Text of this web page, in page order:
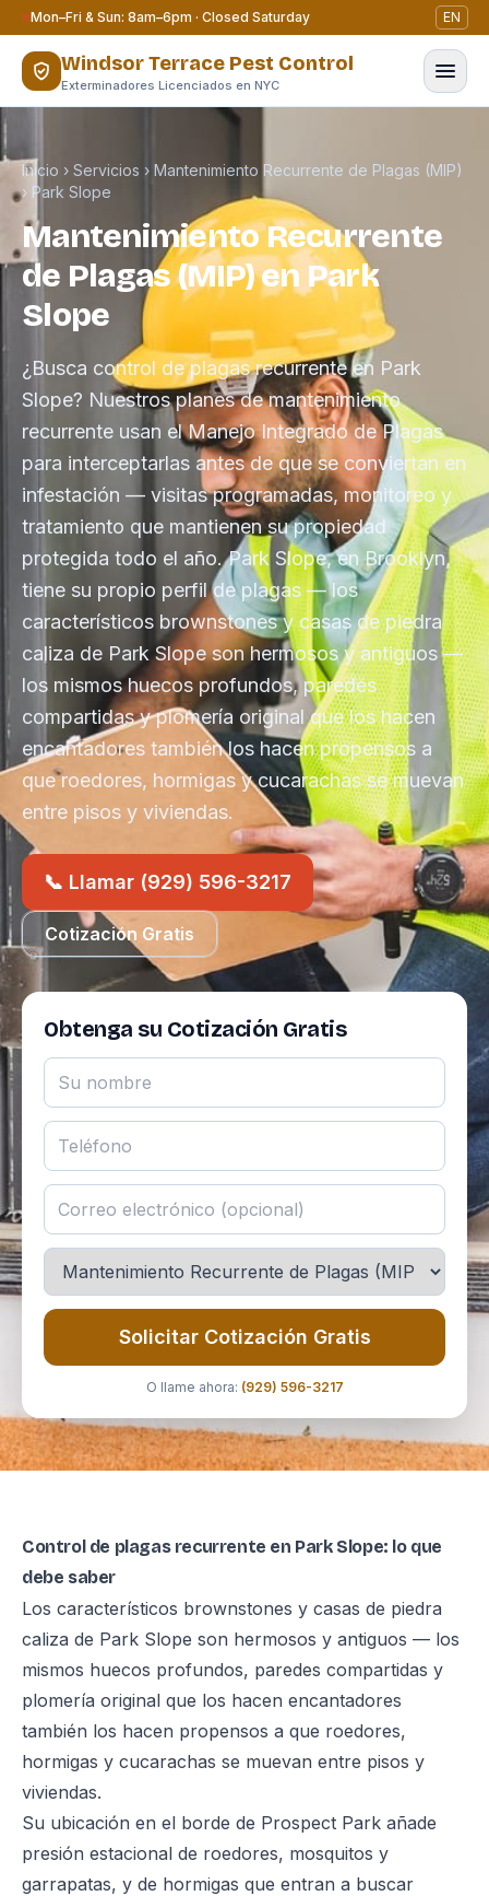
Saltar al contenido
Mon–Fri & Sun: 8am–6pm · Closed Saturday EN
Windsor Terrace Pest Control
Exterminadores Licenciados en NYC
Inicio › Servicios › Mantenimiento Recurrente de Plagas (MIP)
› Park Slope
Mantenimiento Recurrente
de Plagas (MIP) en Park
Slope
¿Busca control de plagas recurrente en Park
Slope? Nuestros planes de mantenimiento
recurrente usan el Manejo Integrado de Plagas
para interceptarlas antes de que se conviertan en
infestación — visitas programadas, monitoreo y
tratamiento que mantienen su propiedad
protegida todo el año. Park Slope, en Brooklyn,
tiene su propio perfil de plagas — los
característicos brownstones y casas de piedra
caliza de Park Slope son hermosos y antiguos —
los mismos huecos profundos, paredes
compartidas y plomería original que los hacen
encantadores también los hacen propensos a
que roedores, hormigas y cucarachas se muevan
entre pisos y viviendas.
📞 Llamar (929) 596-3217
Cotización Gratis
Obtenga su Cotización Gratis
Solicitar Cotización Gratis
O llame ahora: (929) 596-3217
Control de plagas recurrente en Park Slope: lo que
debe saber
Los característicos brownstones y casas de piedra
caliza de Park Slope son hermosos y antiguos — los
mismos huecos profundos, paredes compartidas y
plomería original que los hacen encantadores
también los hacen propensos a que roedores,
hormigas y cucarachas se muevan entre pisos y
viviendas.
Su ubicación en el borde de Prospect Park añade
presión estacional de roedores, mosquitos y
garrapatas, y de hormigas que entran a buscar